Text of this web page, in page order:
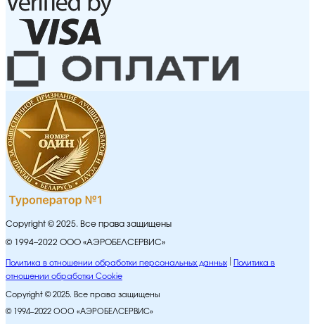
Copyright © 2025. Все права защищены
© 1994–2022 ООО «АЭРОБЕЛСЕРВИС»
Политика в отношении обработки персональных данных
Политика в
отношении обработки Cookie
Copyright © 2025. Все права защищены
© 1994–2022 ООО «АЭРОБЕЛСЕРВИС»